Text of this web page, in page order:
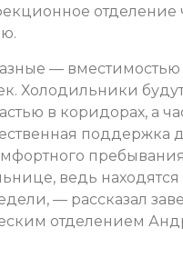
— вместимостью
Холодильники
в коридорах, а
поддержка
пребывания
ведь находятся
— рассказал
отделением